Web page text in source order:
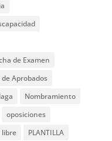
de Examen
de Aprobados
Nombramiento
oposiciones
libre
PLANTILLA